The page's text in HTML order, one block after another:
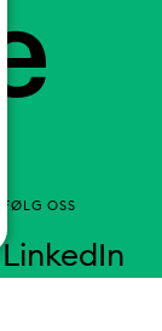
FØLG OSS
LinkedIn